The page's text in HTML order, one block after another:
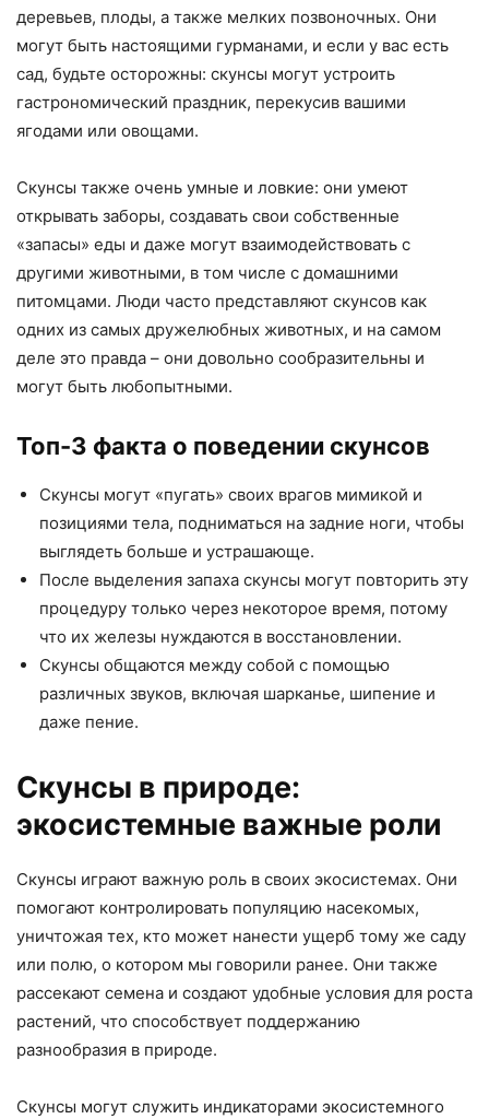
деревьев, плоды, а также мелких позвоночных. Они
могут быть настоящими гурманами, и если у вас есть
сад, будьте осторожны: скунсы могут устроить
гастрономический праздник, перекусив вашими
ягодами или овощами.
Скунсы также очень умные и ловкие: они умеют
открывать заборы, создавать свои собственные
«запасы» еды и даже могут взаимодействовать с
другими животными, в том числе с домашними
питомцами. Люди часто представляют скунсов как
одних из самых дружелюбных животных, и на самом
деле это правда – они довольно сообразительны и
могут быть любопытными.
Топ-3 факта о поведении скунсов
Скунсы могут «пугать» своих врагов мимикой и
позициями тела, подниматься на задние ноги, чтобы
выглядеть больше и устрашающе.
После выделения запаха скунсы могут повторить эту
процедуру только через некоторое время, потому
что их железы нуждаются в восстановлении.
Скунсы общаются между собой с помощью
различных звуков, включая шарканье, шипение и
даже пение.
Скунсы в природе:
экосистемные важные роли
Скунсы играют важную роль в своих экосистемах. Они
помогают контролировать популяцию насекомых,
уничтожая тех, кто может нанести ущерб тому же саду
или полю, о котором мы говорили ранее. Они также
рассекают семена и создают удобные условия для роста
растений, что способствует поддержанию
разнообразия в природе.
Скунсы могут служить индикаторами экосистемного